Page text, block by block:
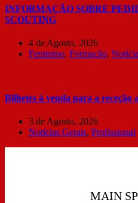
INFORMAÇÃO SOBRE
SCOUTING
4 de Agosto, 2026
Feminino, Formação,
Bilhetes à venda para a receção
3 de Agosto, 2026
Notícias Gerais, Profissional
MAIN